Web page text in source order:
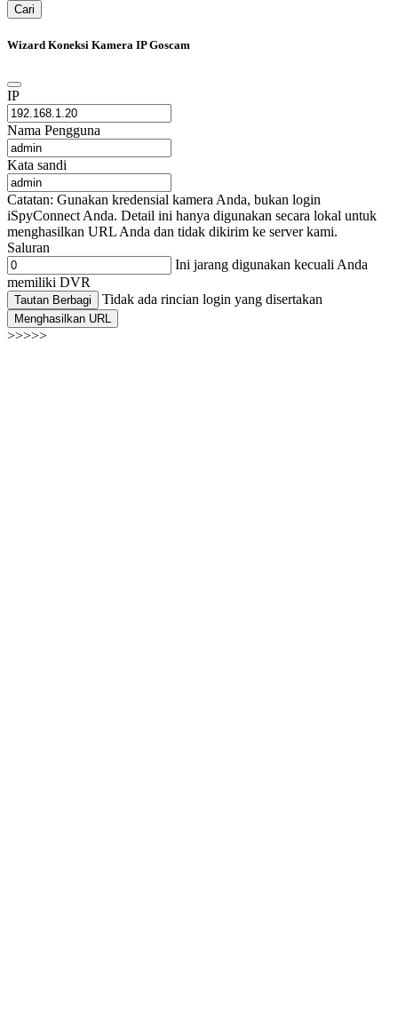
Cari
Wizard Koneksi Kamera IP Goscam
IP
Nama Pengguna
Kata sandi
Catatan: Gunakan kredensial kamera Anda, bukan login
iSpyConnect Anda. Detail ini hanya digunakan secara lokal untuk
menghasilkan URL Anda dan tidak dikirim ke server kami.
Saluran
Ini jarang digunakan kecuali Anda
memiliki DVR
Tautan Berbagi Tidak ada rincian login yang disertakan
Menghasilkan URL
>>>>>